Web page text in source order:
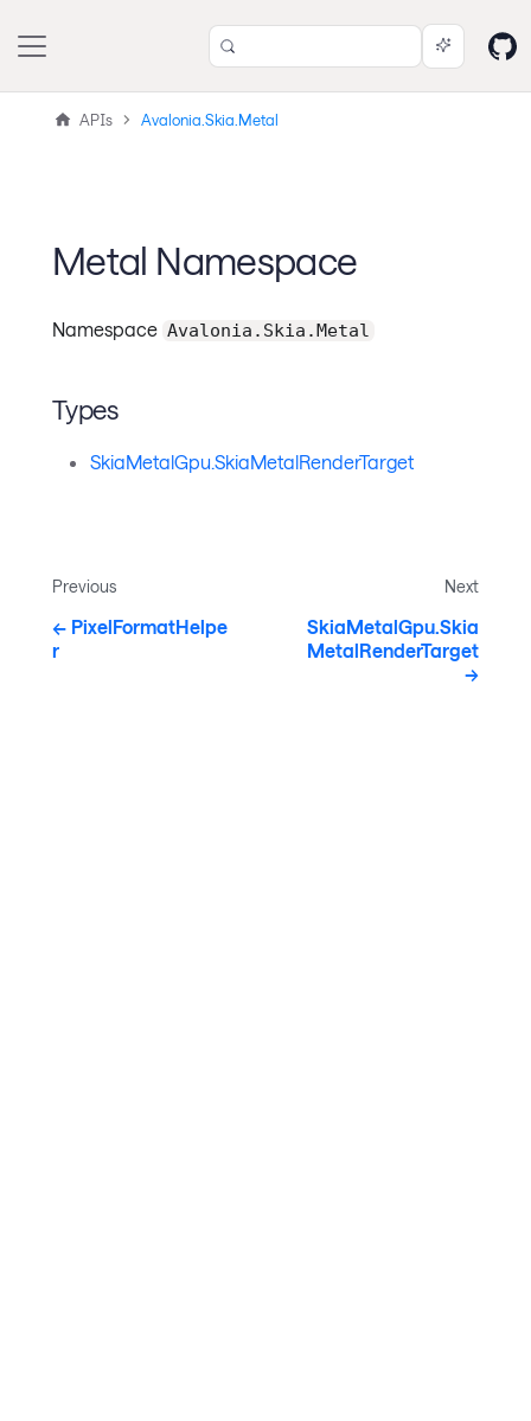
APIs Avalonia.Skia.Metal
Metal Namespace
Namespace Avalonia.Skia.Metal
Types
SkiaMetalGpu.SkiaMetalRenderTarget
Previous
PixelFormatHelpe
r
Next
SkiaMetalGpu.Skia
MetalRenderTarget